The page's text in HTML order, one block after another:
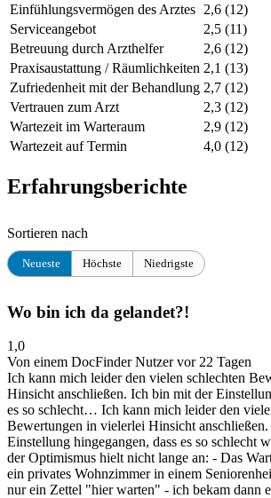
Einfühlungsvermögen des Arztes 2,6 (12)
Serviceangebot
2,5 (11)
Betreuung durch Arzthelfer
2,6 (12)
Praxisaustattung / Räumlichkeiten 2,1 (13)
Zufriedenheit mit der Behandlung 2,7 (12)
Vertrauen zum Arzt
2,3 (12)
Wartezeit im Warteraum
2,9 (12)
Wartezeit auf Termin
4,0 (12)
Erfahrungsberichte
Sortieren nach
Neueste Höchste Niedrigste
Wo bin ich da gelandet?!
1,0
Von einem DocFinder Nutzervor 22 Tagen
Ich kann mich leider den vielen schlechten
Hinsicht anschließen. Ich bin mit der
es so schlecht… Ich kann mich leider den
Bewertungen in vielerlei Hinsicht
Einstellung hingegangen, dass es so schlecht
der Optimismus hielt nicht lange an: - Das
ein privates Wohnzimmer in einem
nur ein Zettel "hier warten" - ich bekam dann